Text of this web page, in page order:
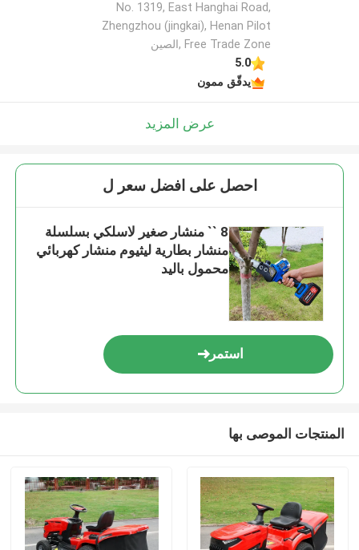
No. 1319, East Hanghai Road,
Zhengzhou (jingkai), Henan Pilot
Free Trade Zone ,الصين
5.0
يدقّق ممون
عرض المزيد
احصل على افضل سعر ل
8 `` منشار صغير لاسلكي بسلسلة
منشار بطارية ليثيوم منشار كهربائي
محمول باليد
استمر
المنتجات الموصى بها